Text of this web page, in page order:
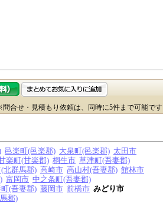
合せ・見積もり依頼は、同時に5件まで可能です
邑楽町(邑楽郡) 大泉町(邑楽郡) 太田市
楽町(甘楽郡) 桐生市 草津町(吾妻郡)
北群馬郡) 高崎市 高山村(吾妻郡) 館林市
富岡市 中之条町(吾妻郡)
(吾妻郡) 藤岡市 前橋市 みどり市
郡)